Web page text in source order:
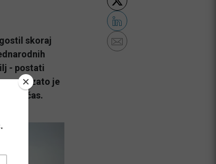
skoraj
- postati
zaprt, zato je
čas.